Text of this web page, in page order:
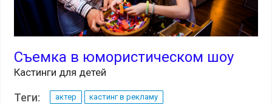
Съемка в юмористическом шоу
Кастинги для детей
Теги: актер кастинг в рекламу